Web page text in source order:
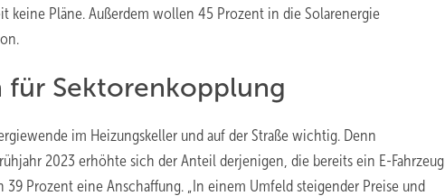
keine Pläne. Außerdem wollen 45 Prozent in die Solarenergie
für Sektorenkopplung
im Heizungskeller und auf der Straße wichtig. Denn
2023 erhöhte sich der Anteil derjenigen, die bereits ein E-Fahrzeug
Prozent eine Anschaffung. „In einem Umfeld steigender Preise und